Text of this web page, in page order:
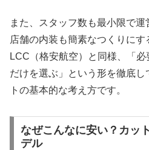
また、スタッフ数も最小限で運
店舗の内装も簡素なつくりにす
LCC（格安航空）と同様、「
だけを選ぶ」という形を徹底
トの基本的な考え方です。
なぜこんなに安い？カッ
デル